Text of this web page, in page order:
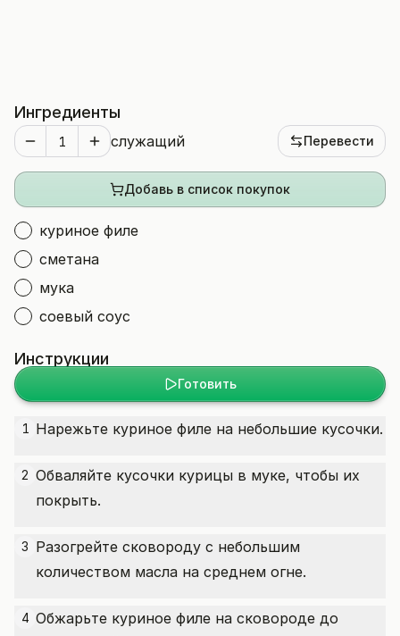
Ингредиенты
служащий Перевести
Добавь в список покупок
куриное филе
сметана
мука
соевый соус
Инструкции
Готовить
1 Нарежьте куриное филе на небольшие кусочки.
2 Обваляйте кусочки курицы в муке, чтобы их
покрыть.
3 Разогрейте сковороду с небольшим
количеством масла на среднем огне.
4 Обжарьте куриное филе на сковороде до